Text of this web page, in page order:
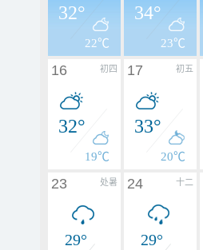
32°
22℃
34°
23℃
初四
16
32°
19℃
初五
17
33°
20℃
处暑
23
29°
十二
24
29°